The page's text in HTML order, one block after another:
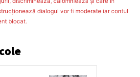
dialogul vor fi moderate iar contul
blocat.